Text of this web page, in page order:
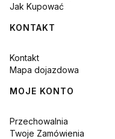
Jak Kupować
KONTAKT
Kontakt
Mapa dojazdowa
MOJE KONTO
Przechowalnia
Twoje Zamówienia